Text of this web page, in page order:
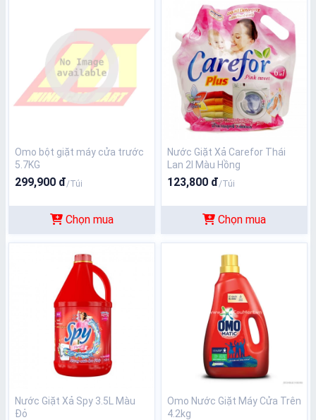
Omo bột giặt máy cửa trước
5.7KG
299,900 đ/Túi
Chọn mua
Nước Giặt Xả Carefor Thái
Lan 2l Màu Hồng
123,800 đ/Túi
Chọn mua
N­ước Giặt Xả Spy 3.5L Màu
Đỏ
Omo Nước Giặt Máy Cửa Trên
4.2kg